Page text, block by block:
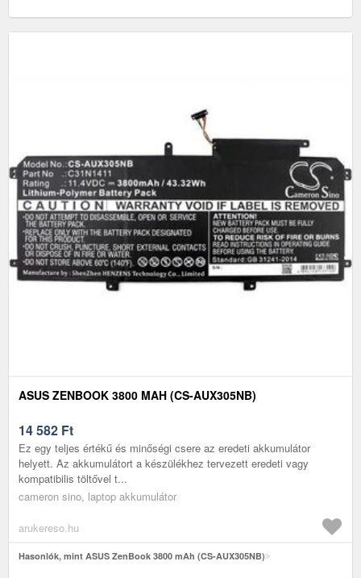
ASUS ZENBOOK 3800 MAH (CS-AUX305NB)
14 582 Ft
Ez egy teljes értékű és minőségi csere az eredeti akkumulátor
helyett. Az akkumulátort a készülékhez tervezett eredeti vagy
kompatibilis töltővel t...
cameron sino, laptop akkumulátor
arukereso.hu
Hasonlók, mint ASUS ZenBook 3800 mAh (CS-AUX305NB)